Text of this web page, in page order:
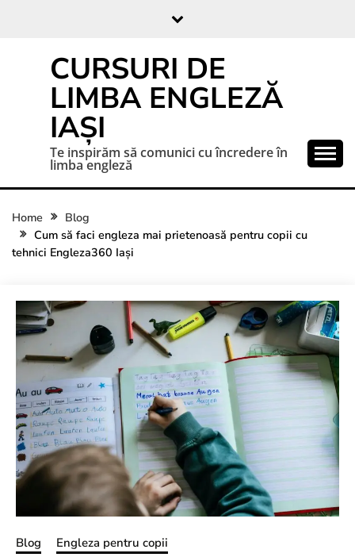
CURSURI DE
LIMBA ENGLEZĂ
IAȘI
Te inspirăm să comunici cu încredere în
limba engleză
Home
Blog
Cum să faci engleza mai prietenoasă pentru copii cu
tehnici Engleza360 Iași
Blog Engleza pentru copii